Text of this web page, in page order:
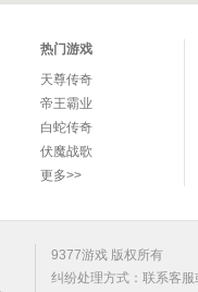
热门游戏
天尊传奇
帝王霸业
白蛇传奇
伏魔战歌
更多>>
9377游戏 版权所有
纠纷处理方式：联系客服